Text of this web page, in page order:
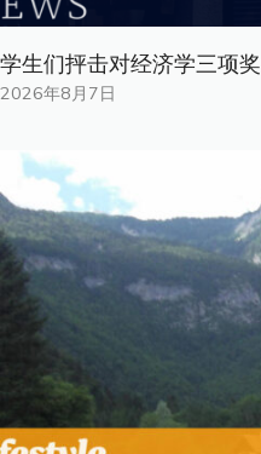
学生们抨击对经济学三项
2026年8月7日